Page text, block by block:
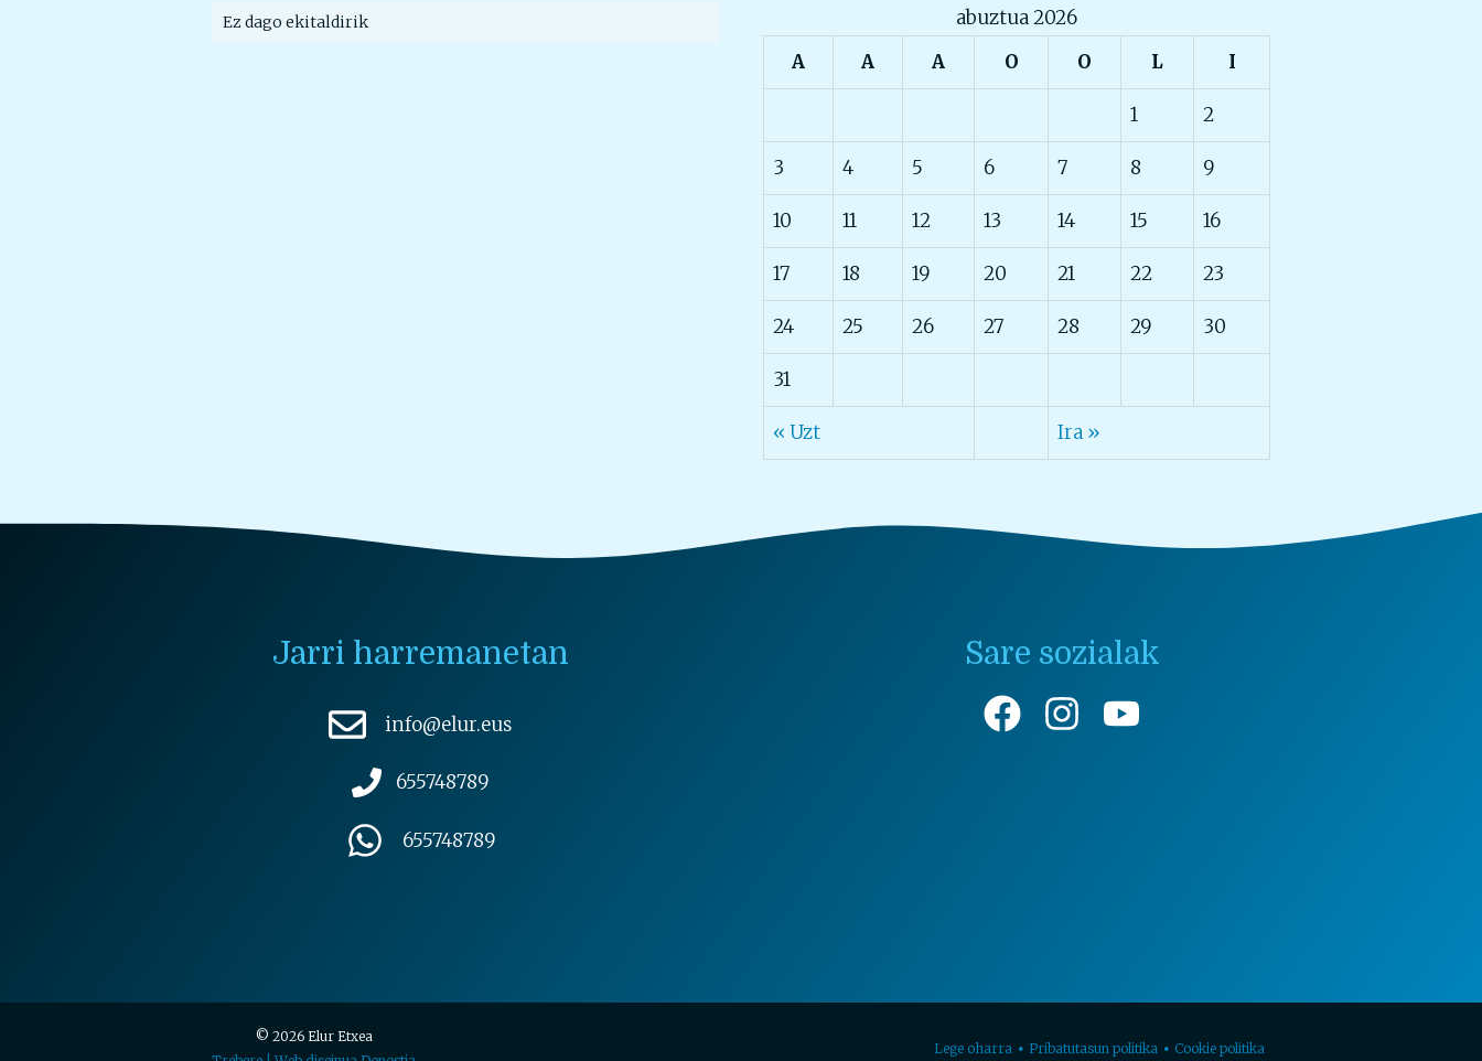
Ez dago ekitaldirik
abuztua 2026
A
A A O O L I
1 2
3 4 5 6 7 8 9
10 11 12 13 14 15 16
17 18 19 20 21 22 23
24 25 26 27 28 29 30
31
« Uzt Ira »
Jarri harremanetan
info@elur.eus
655748789
655748789
Sare sozialak
Lege oharra Pribatutasun politika Cookie politika
© 2026 Elur Etxea